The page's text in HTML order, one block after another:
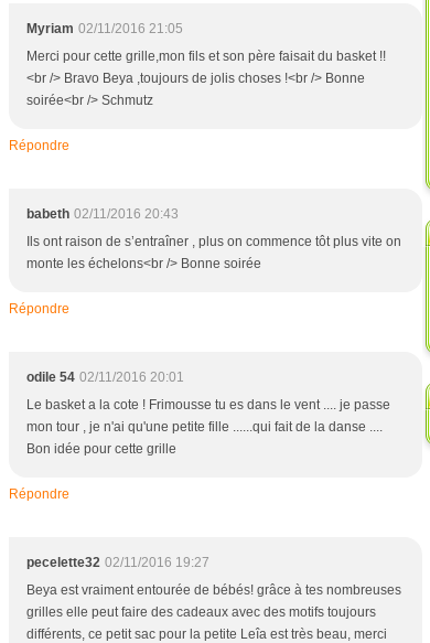
Myriam 02/11/2016 21:05
Merci pour cette grille,mon fils et son père faisait du basket !!
<br /> Bravo Beya ,toujours de jolis choses !<br /> Bonne
soirée<br /> Schmutz
Répondre
babeth 02/11/2016 20:43
Ils ont raison de s’entraîner , plus on commence tôt plus vite on
monte les échelons<br /> Bonne soirée
Répondre
odile 54 02/11/2016 20:01
Le basket a la cote ! Frimousse tu es dans le vent .... je passe
mon tour , je n'ai qu'une petite fille ......qui fait de la danse ....
Bon idée pour cette grille
Répondre
pecelette32 02/11/2016 19:27
Beya est vraiment entourée de bébés! grâce à tes nombreuses
grilles elle peut faire des cadeaux avec des motifs toujours
différents, ce petit sac pour la petite Leîa est très beau, merci